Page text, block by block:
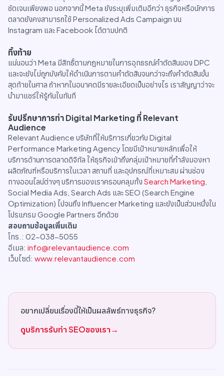
ชัดเจนเพียงพอ นอกจากนี้ Meta ยังระบุเพิ่มเติมอีกว่า ธุรกิจหรือนักการ
ตลาดยังคงสามารถใช้ Personalized Ads Campaign บน
Instagram และ Facebook ได้ตามปกติ
ทิ้งท้าย
แน่นอนว่า Meta มีสิทธิ์ตามกฎหมายในการอุทธรณ์คำตัดสินของ DPC
และจะยังไม่ถูกบังคับให้ดำเนินการตามคำตัดสินจนกว่าจะถึงคำตัดสินขั้น
สุดท้ายในศาล ถ้าหากในอนาคตมีรายละเอียดเป็นอย่างไร เราสัญญาว่าจะ
นำมาแชร์ให้รู้กันในทันที
รับปรึกษาการทำ Digital Marketing ที่ Relevant
Audience
Relevant Audience บริษัทที่ให้บริการเกี่ยวกับ Digital
Performance Marketing Agency โดยมีเป้าหมายหลักเพื่อให้
บริการด้านการตลาดดิจิทัล ให้ธุรกิจเข้าถึงกลุ่มเป้าหมายที่กำลังมองหา
ผลิตภัณฑ์หรือบริการในเวลา สถานที่ และอุปกรณ์ที่เหมาะสม ผ่านช่อง
ทางออนไลน์ต่างๆ บริการของเราครอบคลุมทั้ง Search Marketing
Social Media Ads, Search Ads และ SEO (Search Engine
Optimization) ไปจนถึง Influencer Marketing และยังเป็นส่วนหนึ่งใน
โปรแกรม Google Partners อีกด้วย
สอบถามข้อมูลเพิ่มเติม
โทร.: 02-038-5055
อีเมล: info@relevantaudience.com
เว็บไซต์: www.relevantaudience.com
อยากเปลี่ยนเรื่องนี้ให้เป็นผลลัพธ์ทางธุรกิจ?
ดูบริการรับทำ SEOของเรา→